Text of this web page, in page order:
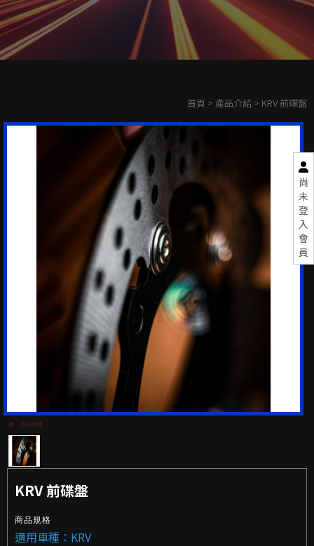
尚
未
登
入
會
員
首頁 > 產品介紹 > KRV 前碟盤
商品圖像
KRV 前碟盤
商品規格
適用車種：KRV